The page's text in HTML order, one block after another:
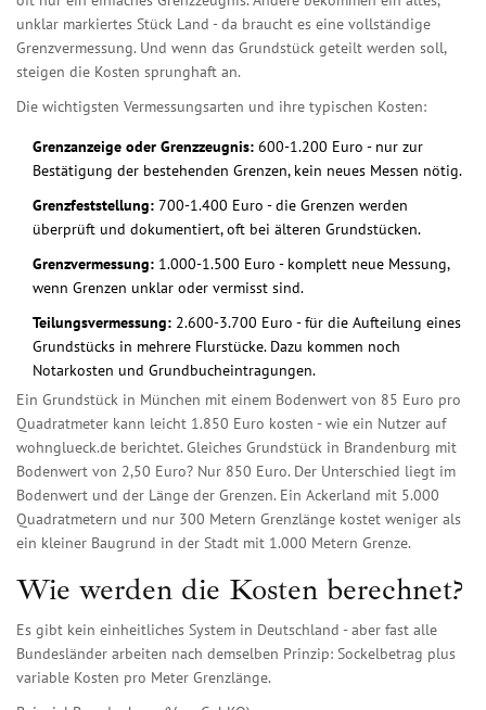
unklar markiertes Stück Land - da braucht es eine vollständige
Grenzvermessung. Und wenn das Grundstück geteilt werden soll,
steigen die Kosten sprunghaft an.
Die wichtigsten Vermessungsarten und ihre typischen Kosten:
Grenzanzeige oder Grenzzeugnis: 600-1.200 Euro - nur zur
Bestätigung der bestehenden Grenzen, kein neues Messen nötig.
Grenzfeststellung: 700-1.400 Euro - die Grenzen werden
überprüft und dokumentiert, oft bei älteren Grundstücken.
Grenzvermessung: 1.000-1.500 Euro - komplett neue Messung,
wenn Grenzen unklar oder vermisst sind.
Teilungsvermessung: 2.600-3.700 Euro - für die Aufteilung eines
Grundstücks in mehrere Flurstücke. Dazu kommen noch
Notarkosten und Grundbucheintragungen.
Ein Grundstück in München mit einem Bodenwert von 85 Euro pro
Quadratmeter kann leicht 1.850 Euro kosten - wie ein Nutzer auf
wohnglueck.de berichtet. Gleiches Grundstück in Brandenburg mit
Bodenwert von 2,50 Euro? Nur 850 Euro. Der Unterschied liegt im
Bodenwert und der Länge der Grenzen. Ein Ackerland mit 5.000
Quadratmetern und nur 300 Metern Grenzlänge kostet weniger als
ein kleiner Baugrund in der Stadt mit 1.000 Metern Grenze.
Wie werden die Kosten berechnet?
Es gibt kein einheitliches System in Deutschland - aber fast alle
Bundesländer arbeiten nach demselben Prinzip: Sockelbetrag plus
variable Kosten pro Meter Grenzlänge.